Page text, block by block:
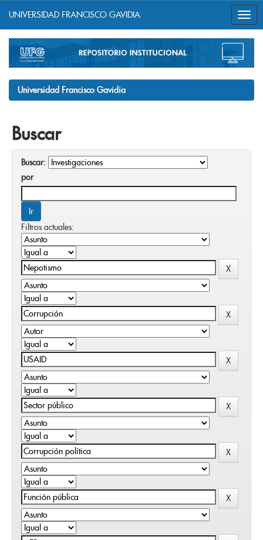
navigation
UNIVERSIDAD FRANCISCO GAVIDIA
Universidad Francisco Gavidia
Buscar
Buscar:
por
Filtros actuales: